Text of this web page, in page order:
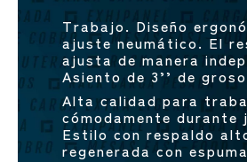
Trabajo. Diseño
ajuste neumático. El
ajusta de manera
Asiento de 3’’ de
Alta calidad para
cómodamente durante
Estilo con respaldo
regenerada con